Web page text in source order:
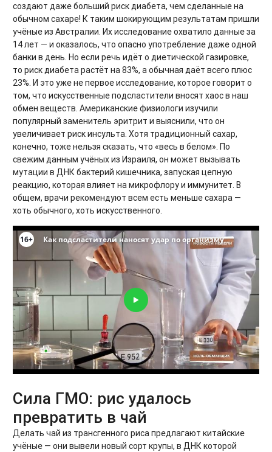
создают даже больший риск диабета, чем сделанные на
обычном сахаре! К таким шокирующим результатам пришли
учёные из Австралии. Их исследование охватило данные за
14 лет — и оказалось, что опасно употребление даже одной
банки в день. Но если речь идёт о диетической газировке,
то риск диабета растёт на 83%, а обычная даёт всего плюс
23%. И это уже не первое исследование, которое говорит о
том, что искусственные подсластители вносят хаос в наш
обмен веществ. Американские физиологи изучили
популярный заменитель эритрит и выяснили, что он
увеличивает риск инсульта. Хотя традиционный сахар,
конечно, тоже нельзя сказать, что «весь в белом». По
свежим данным учёных из Израиля, он может вызывать
мутации в ДНК бактерий кишечника, запуская цепную
реакцию, которая влияет на микрофлору и иммунитет. В
общем, врачи рекомендуют всем есть меньше сахара —
хоть обычного, хоть искусственного.
Сила ГМО: рис удалось
превратить в чай
Делать чай из трансгенного риса предлагают китайские
учёные — они вывели новый сорт крупы, в ДНК которой